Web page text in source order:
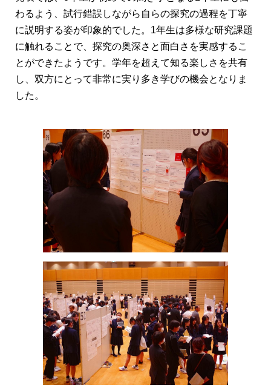
わるよう、試行錯誤しながら自らの探究の過程を丁寧
に説明する姿が印象的でした。1年生は多様な研究課題
に触れることで、探究の奥深さと面白さを実感するこ
とができたようです。学年を超えて知る楽しさを共有
し、双方にとって非常に実り多き学びの機会となりま
した。